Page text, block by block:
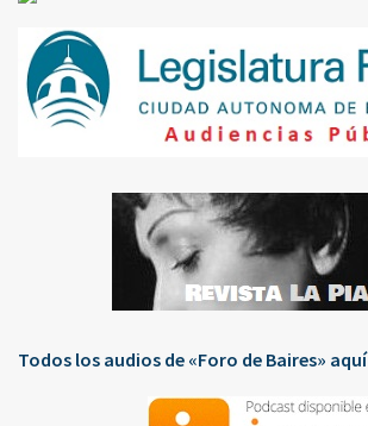
Todos los audios de «Foro de Baires» aquí